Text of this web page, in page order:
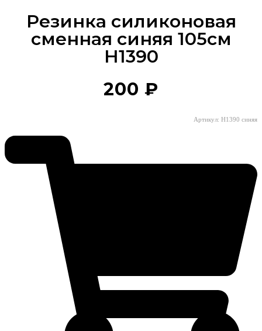
Резинка силиконовая
сменная синяя 105см
H1390
200 ₽
Артикул: H1390 синяя